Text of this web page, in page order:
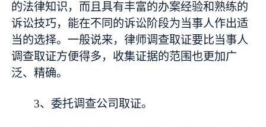
的法律知识，而且具有丰富的办案经验和熟练的
诉讼技巧，能在不同的诉讼阶段为当事人作出适
当的选择。一般说来，律师调查取证要比当事人
调查取证方便得多，收集证据的范围也更加广
泛、精确。
3、委托调查公司取证。